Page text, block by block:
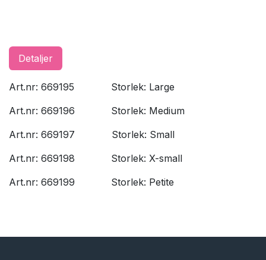
Detaljer
Art.nr: 669195
​Storlek: Large
Art.nr: 669196
​Storlek: Medium
Art.nr: 669197
​Storlek: Small
Art.nr: 669198
​Storlek: X-small
Art.nr: 669199
​Storlek: Petite